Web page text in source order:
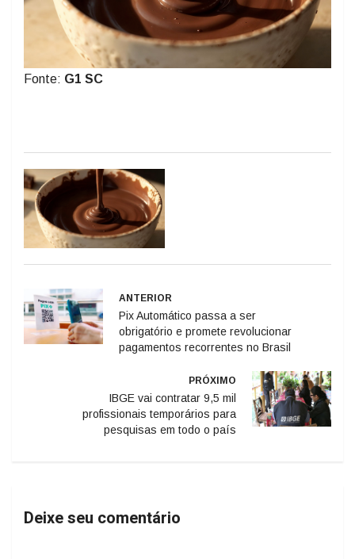
Fonte: G1 SC
ANTERIOR
Pix Automático passa a ser
obrigatório e promete revolucionar
pagamentos recorrentes no Brasil
PRÓXIMO
IBGE vai contratar 9,5 mil
profissionais temporários para
pesquisas em todo o país
Deixe seu comentário